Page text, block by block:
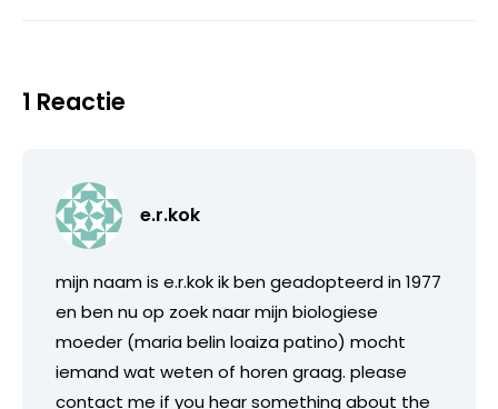
1 Reactie
e.r.kok
mijn naam is e.r.kok ik ben geadopteerd in 1977
en ben nu op zoek naar mijn biologiese
moeder (maria belin loaiza patino) mocht
iemand wat weten of horen graag. please
contact me if you hear something about the